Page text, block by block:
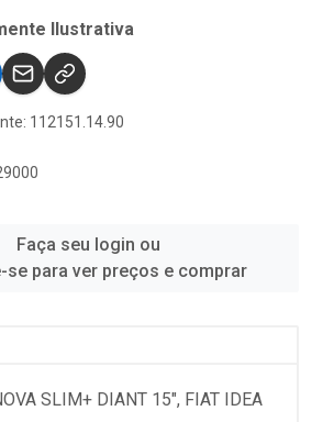
Ilustrativa
112151.14.90
Faça seu login ou
se para ver preços e comprar
SLIM+ DIANT 15", FIAT IDEA